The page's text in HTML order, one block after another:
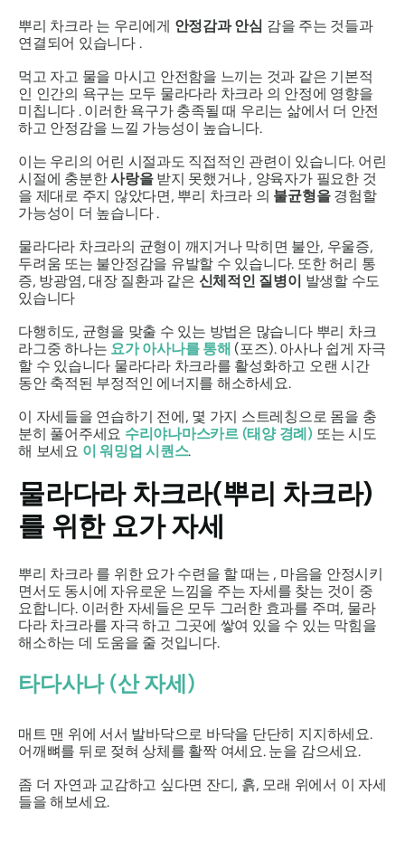
뿌리 차크라는 우리에게 안정감과 안심 감을 주는 것들과
연결되어 있습니다 .
먹고 자고 물을 마시고 안전함을 느끼는 것과 같은 기본적
인 인간의 욕구는 모두 물라다라 차크라의 안정에 영향을
미칩니다 . 이러한 욕구가 충족될 때 우리는 삶에서 더 안전
하고 안정감을 느낄 가능성이 높습니다.
이는 우리의 어린 시절과도 직접적인 관련이 있습니다. 어린
시절에 충분한사랑을받지 못했거나 , 양육자가 필요한 것
을 제대로 주지 않았다면, 뿌리 차크라의 불균형을경험할
가능성이 더 높습니다 .
물라다라 차크라의 균형이 깨지거나 막히면 불안, 우울증,
두려움 또는 불안정감을 유발할 수 있습니다. 또한 허리 통
증, 방광염, 대장 질환과 같은 신체적인 질병이 발생할 수도
있습니다
다행히도, 균형을 맞출 수 있는 방법은 많습니다 뿌리 차크
라그중 하나는 요가아사나를통해 (포즈). 아사나 쉽게 자극
할 수 있습니다 물라다라차크라를 활성화하고 오랜 시간
동안 축적된 부정적인 에너지를 해소하세요.
이 자세들을 연습하기 전에, 몇 가지 스트레칭으로 몸을 충
분히 풀어주세요 수리야나마스카르(태양 경례) 또는 시도
해 보세요 이 워밍업 시퀀스.
물라다라차크라(뿌리 차크라)
를 위한 요가 자세
뿌리 차크라를 위한 요가 수련을 할 때는 , 마음을 안정시키
면서도 동시에 자유로운 느낌을 주는 자세를 찾는 것이 중
요합니다. 이러한 자세들은 모두 그러한 효과를 주며, 물라
다라 차크라를 자극 하고 그곳에 쌓여 있을 수 있는 막힘을
해소하는 데 도움을 줄 것입니다.
타다사나(산 자세)
매트 맨 위에 서서 발바닥으로 바닥을 단단히 지지하세요.
어깨뼈를 뒤로 젖혀 상체를 활짝 여세요. 눈을 감으세요.
좀 더 자연과 교감하고 싶다면 잔디, 흙, 모래 위에서 이 자세
들을 해보세요.